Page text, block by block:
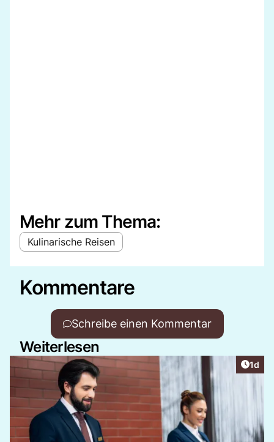
Mehr zum Thema:
Kulinarische Reisen
Kommentare
Schreibe einen Kommentar
Weiterlesen
1d